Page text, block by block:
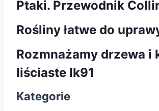
Ptaki. Przewodnik
Rośliny łatwe do
Rozmnażamy drzewa i
liściaste lk91
Kategorie